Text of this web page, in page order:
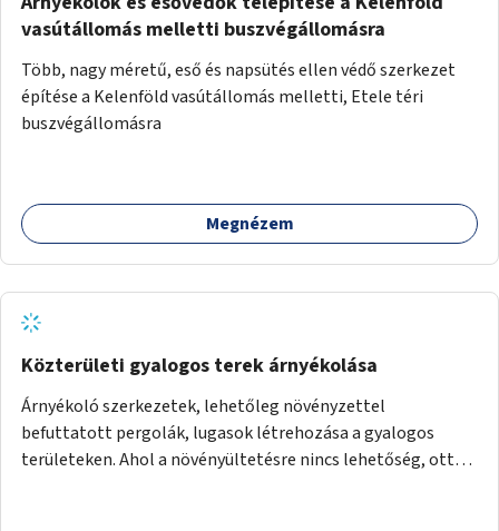
vasútállomás melletti buszvégállomásra
Több, nagy méretű, eső és napsütés ellen védő szerkezet
építése a Kelenföld vasútállomás melletti, Etele téri
buszvégállomásra
Megnézem
Közterületi gyalogos terek árnyékolása
Árnyékoló szerkezetek, lehetőleg növényzettel
befuttatott pergolák, lugasok létrehozása a gyalogos
területeken. Ahol a növényültetésre nincs lehetőség, ott